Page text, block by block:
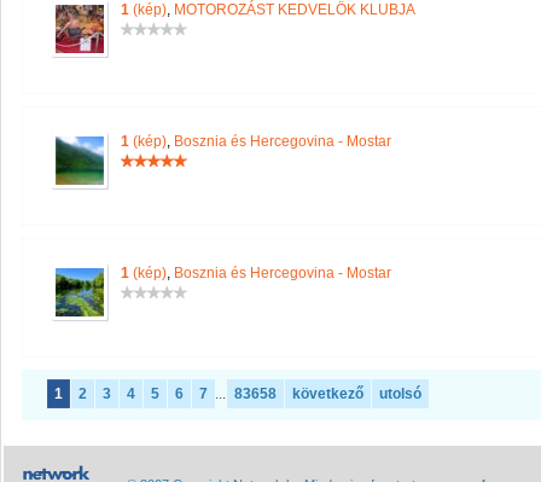
1 (kép), MOTOROZÁST KEDVELÖK KLUBJA
1 (kép), Bosznia és Hercegovina - Mostar
1 (kép), Bosznia és Hercegovina - Mostar
1 2 3 4 5 6 7 ... 83658 következő utolsó